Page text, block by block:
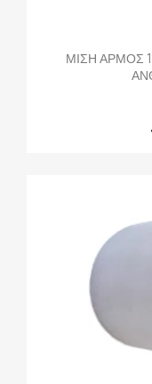
ΜΙΣΗ ΑΡΜΟΣ